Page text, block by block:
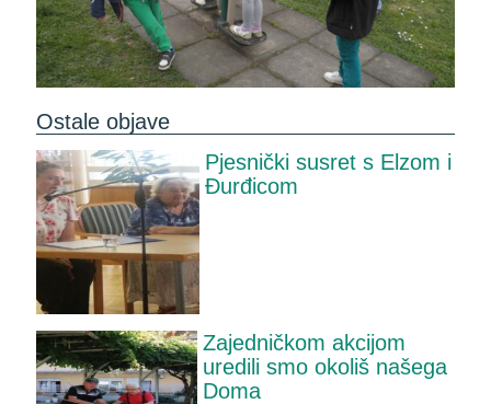
Ostale objave
Pjesnički susret s Elzom i
Đurđicom
Zajedničkom akcijom
uredili smo okoliš našega
Doma